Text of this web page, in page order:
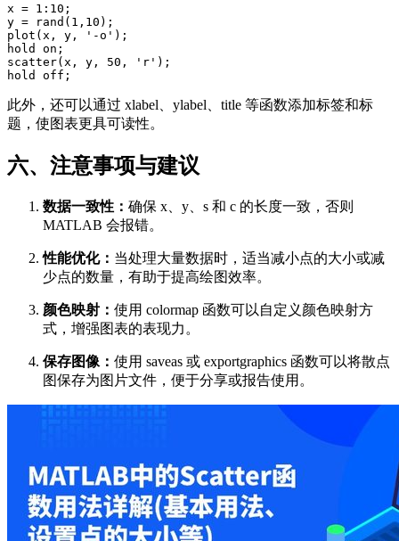
x = 1:10;
y = rand(1,10);
plot(x, y, '-o');
hold on;
scatter(x, y, 50, 'r');
hold off;
此外，还可以通过 xlabel、ylabel、title 等函数添加标签和标
题，使图表更具可读性。
六、注意事项与建议
数据一致性： 确保 x、y、s 和 c 的长度一致，否则
MATLAB 会报错。
性能优化： 当处理大量数据时，适当减小点的大小或减
少点的数量，有助于提高绘图效率。
颜色映射： 使用 colormap 函数可以自定义颜色映射方
式，增强图表的表现力。
保存图像： 使用 saveas 或 exportgraphics 函数可以将散点
图保存为图片文件，便于分享或报告使用。